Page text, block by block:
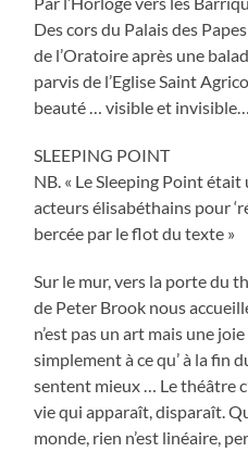
Des cors du Palais des
de l’Oratoire après une
parvis de l’Eglise Saint
beauté … visible et invisible…
SLEEPING POINT
NB. « Le Sleeping Point
acteurs élisabéthains pour
bercée par le flot du texte »
Sur le mur, vers la porte du
de Peter Brook nous
n’est pas un art mais une
simplement à ce qu’ à la fin
sentent mieux … Le théâtre
vie qui apparaît, disparaît.
monde, rien n’est linéaire,